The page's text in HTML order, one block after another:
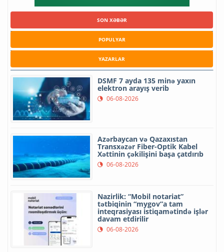
SON XƏBƏR
POPULYAR
YAZARLAR
DSMF 7 ayda 135 minə yaxın
elektron arayış verib
06-08-2026
Azərbaycan və Qazaxıstan
Transxəzər Fiber-Optik Kabel
Xəttinin çəkilişini başa çatdırıb
06-08-2026
Nazirlik: “Mobil notariat”
tətbiqinin “mygov”a tam
inteqrasiyası istiqamətində işlər
davam etdirilir
06-08-2026